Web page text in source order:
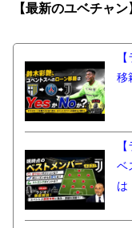
【最新のユベチャン
移
ベ
は